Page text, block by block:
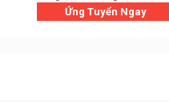
Ứng Tuyển Ngay